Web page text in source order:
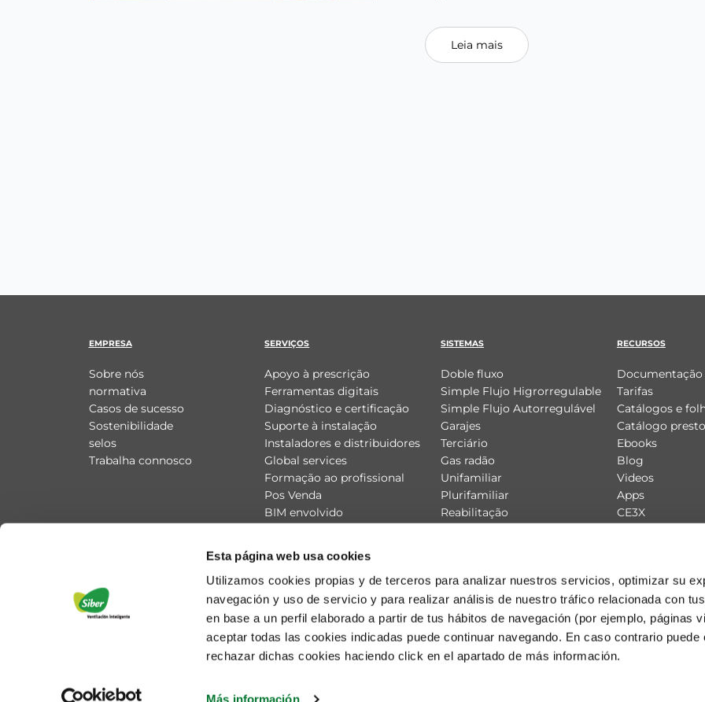
Esta página web usa cookies
Utilizamos cookies propias y de terceros para analizar nuestros servicios, optimizar su
navegación y uso de servicio y para realizar análisis de nuestro tráfico relacionada con
en base a un perfil elaborado a partir de tus hábitos de navegación (por ejemplo, páginas
aceptar todas las cookies indicadas puede continuar navegando. En caso contrario puede
rechazar dichas cookies haciendo click en el apartado de más información.
Más información
Leia mais
EMPRESA
Sobre nós
normativa
Casos de sucesso
Sostenibilidade
selos
Trabalha connosco
SERVIÇOS
Apoyo à prescrição
Ferramentas digitais
Diagnóstico e certificação
Suporte à instalação
Instaladores e distribuidores
Global services
Formação ao profissional
Pos Venda
BIM envolvido
SISTEMAS
Doble fluxo
Simple Flujo Higrorregulable
Simple Flujo Autorregulável
Garajes
Terciário
Gas radão
Unifamiliar
Plurifamiliar
Reabilitação
RECURSOS
Tarifas
Catálogos e
Catálogo presto
Ebooks
Blog
Videos
Apps
CE3X